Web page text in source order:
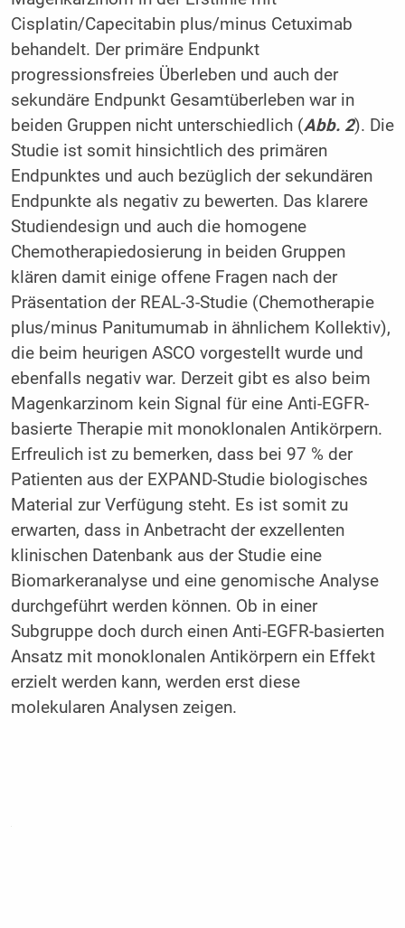
Cisplatin/Capecitabin plus/minus Cetuximab
behandelt. Der primäre Endpunkt
progressionsfreies Überleben und auch der
sekundäre Endpunkt Gesamtüberleben war in
beiden Gruppen nicht unterschiedlich (Abb. 2). Die
Studie ist somit hinsichtlich des primären
Endpunktes und auch bezüglich der sekundären
Endpunkte als negativ zu bewerten. Das klarere
Studiendesign und auch die homogene
Chemotherapiedosierung in beiden Gruppen
klären damit einige offene Fragen nach der
Präsentation der REAL-3-Studie (Chemotherapie
plus/minus Panitumumab in ähnlichem Kollektiv),
die beim heurigen ASCO vorgestellt wurde und
ebenfalls negativ war. Derzeit gibt es also beim
Magenkarzinom kein Signal für eine Anti-EGFR-
basierte Therapie mit monoklonalen Antikörpern.
Erfreulich ist zu bemerken, dass bei 97 % der
Patienten aus der EXPAND-Studie biologisches
Material zur Verfügung steht. Es ist somit zu
erwarten, dass in Anbetracht der exzellenten
klinischen Datenbank aus der Studie eine
Biomarkeranalyse und eine genomische Analyse
durchgeführt werden können. Ob in einer
Subgruppe doch durch einen Anti-EGFR-basierten
Ansatz mit monoklonalen Antikörpern ein Effekt
erzielt werden kann, werden erst diese
molekularen Analysen zeigen.